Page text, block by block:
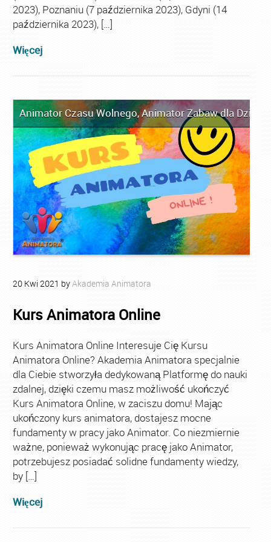
2023), Poznaniu (7 października 2023), Gdyni (14
października 2023), […]
Więcej
Animator Czasu Wolnego,Animator Zabaw dla Dzieci
20 Kwi 2021 byAkademia Animatora
Kurs Animatora Online
Kurs Animatora Online Interesuje Cię Kursu
Animatora Online? Akademia Animatora specjalnie
dla Ciebie stworzyła dedykowaną Platformę do nauki
zdalnej, dzięki czemu masz możliwość ukończyć
Kurs Animatora Online, w zaciszu domu! Mając
ukończony kurs animatora, dostajesz mocne
fundamenty w pracy jako Animator. Co niezmiernie
ważne, ponieważ wykonując pracę jako Animator,
potrzebujesz posiadać solidne fundamenty wiedzy,
by […]
Więcej